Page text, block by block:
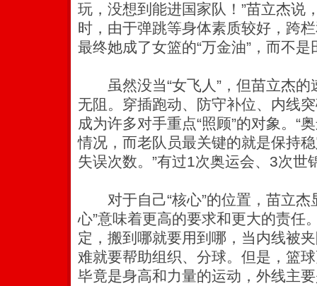
玩，没想到能进国家队！”苗立杰说
时，由于弹跳等身体素质较好，跨
最终她成了女篮的“万金油”，而不是
虽然没当“女飞人”，但苗立杰的
无阻。穿插跑动、防守补位、内线
成为许多对手重点“照顾”的对象。“
情况，而老队员最关键的就是保持
失误次数。”有过1次奥运会、3次世
对于自己“核心”的位置，苗立杰
心”意味着更高的要求和更大的责任
定，搬到哪就要用到哪，当内线被
难就要帮助组织、分球。但是，篮
毕竟是身高和力量的运动，外线主